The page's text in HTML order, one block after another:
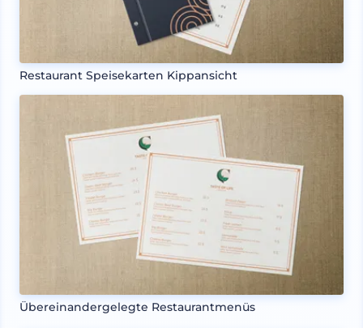
Restaurant Speisekarten Kippansicht
Übereinandergelegte Restaurantmenüs